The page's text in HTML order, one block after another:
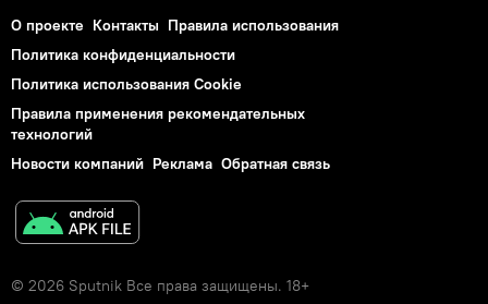
О проекте Контакты Правила использования
Политика конфиденциальности
Политика использования Cookie
Правила применения рекомендательных
технологий
Новости компаний Реклама Обратная связь
© 2026 Sputnik Все права защищены. 18+